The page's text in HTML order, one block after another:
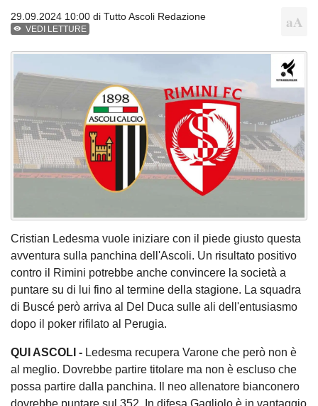
29.09.2024 10:00 di Tutto Ascoli Redazione
VEDI LETTURE
Cristian Ledesma vuole iniziare con il piede giusto questa
avventura sulla panchina dell'Ascoli. Un risultato positivo
contro il Rimini potrebbe anche convincere la società a
puntare su di lui fino al termine della stagione. La squadra
di Buscé però arriva al Del Duca sulle ali dell'entusiasmo
dopo il poker rifilato al Perugia.
QUI ASCOLI - Ledesma recupera Varone che però non è
al meglio. Dovrebbe partire titolare ma non è escluso che
possa partire dalla panchina. Il neo allenatore bianconero